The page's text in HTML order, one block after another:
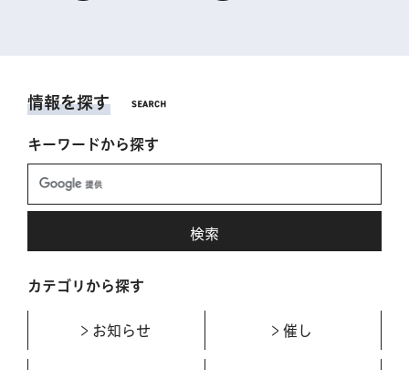
情報を探す
キーワードから探す
カテゴリから探す
お知らせ 催し